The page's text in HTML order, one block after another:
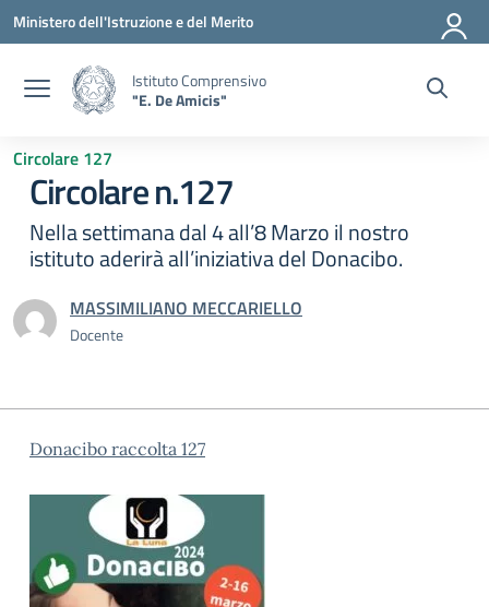
Vai ai contenuti
Vai al menu di navigazione
Vai al footer
Ministero dell'Istruzione e del Merito
Istituto Comprensivo
"E. De Amicis"
Circolare 127
Circolare n.127
Nella settimana dal 4 all’8 Marzo il nostro
istituto aderirà all’iniziativa del Donacibo.
MASSIMILIANO MECCARIELLO
Docente
Donacibo raccolta 127